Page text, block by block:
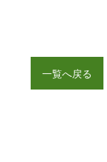
一覧へ戻る